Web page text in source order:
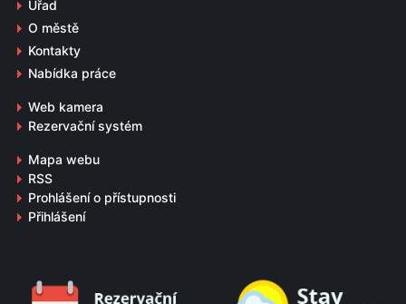
Úřad
O městě
Kontakty
Nabídka práce
Web kamera
Rezervační systém
Mapa webu
RSS
Prohlášení o přístupnosti
Přihlášení